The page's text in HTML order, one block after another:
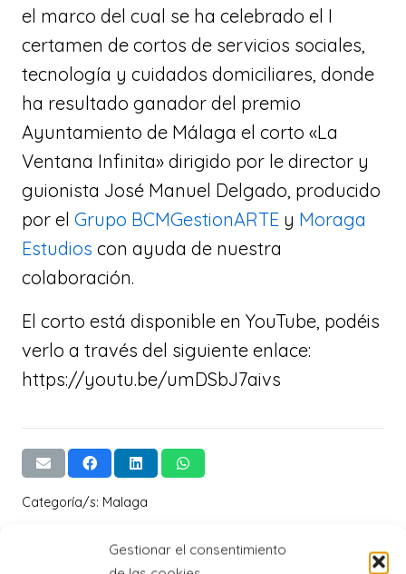
Gestionar el consentimiento
el marco del cual se ha celebrado el I
certamen de cortos de servicios sociales,
tecnología y cuidados domiciliares, donde
ha resultado ganador del premio
Ayuntamiento de Málaga el corto «La
Ventana Infinita» dirigido por le director y
guionista José Manuel Delgado, producido
por el Grupo BCMGestionARTE y Moraga
Estudios con ayuda de nuestra
colaboración.
El corto está disponible en YouTube, podéis
verlo a través del siguiente enlace:
https://youtu.be/umDSbJ7aivs
Categoría/s: Malaga